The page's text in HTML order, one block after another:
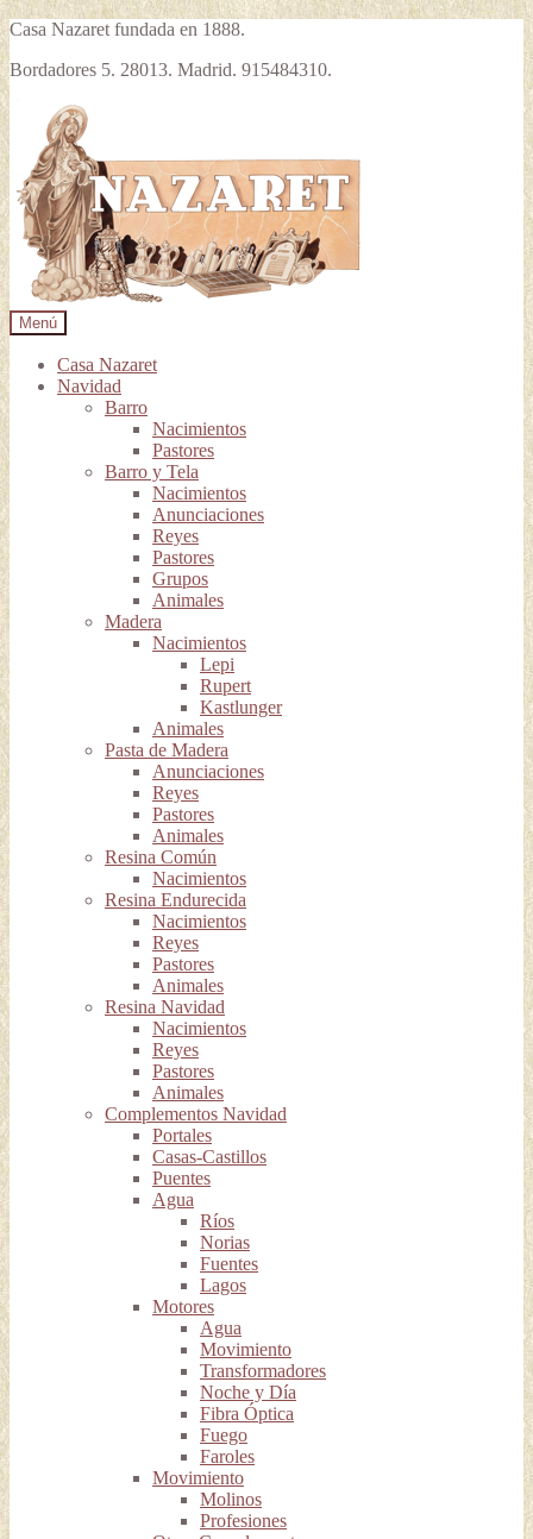
Casa Nazaret fundada en 1888.
Bordadores 5. 28013. Madrid. 915484310.
la
navegación
contenido
Menú
Casa Nazaret
Navidad
Barro
Nacimientos
Pastores
Barro y Tela
Nacimientos
Anunciaciones
Reyes
Pastores
Grupos
Animales
Madera
Nacimientos
Lepi
Rupert
Kastlunger
Animales
Pasta de Madera
Anunciaciones
Reyes
Pastores
Animales
Resina Común
Nacimientos
Resina Endurecida
Nacimientos
Reyes
Pastores
Animales
Resina Navidad
Nacimientos
Reyes
Pastores
Animales
Complementos Navidad
Portales
Casas-Castillos
Puentes
Agua
Ríos
Norias
Fuentes
Lagos
Motores
Agua
Movimiento
Transformadores
Noche y Día
Fibra Óptica
Fuego
Faroles
Movimiento
Molinos
Profesiones